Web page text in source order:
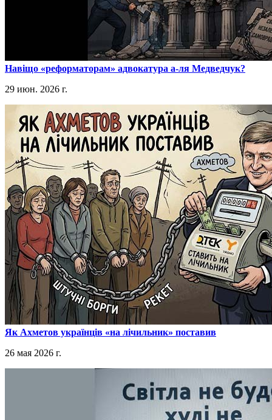
​Навіщо «реформаторам» адвокатура а-ля Медведчук?
29 июн. 2026 г.
​Як Ахметов українців «на лічильник» поставив
26 мая 2026 г.